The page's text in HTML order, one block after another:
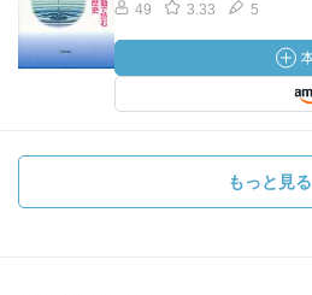
49 3.33 5
もっと見る